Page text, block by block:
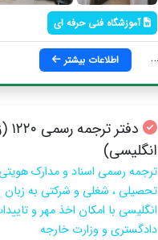
آموزشگاه فنی حرفه ای
اطلاعات بیشتر
انگلیسی)
ترجمه رسمی اسناد و مدارک
تحصیلی ، شغلی و شرکتی به زبان
انگلیسی با امکان اخذ مهر و
دادگستری و وزارت خارجه